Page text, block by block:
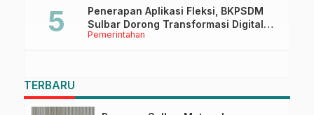
Pemerintahan
Penerapan Aplikasi Fleksi, BKPSDM
Sulbar Dorong Transformasi Digital
Sistem Kehadiran ASN
TERBARU